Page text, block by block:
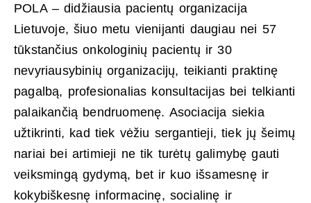
POLA – didžiausia pacientų organizacija
Lietuvoje, šiuo metu vienijanti daugiau nei 57
tūkstančius onkologinių pacientų ir 30
nevyriausybinių organizacijų, teikianti praktinę
pagalbą, profesionalias konsultacijas bei telkianti
palaikančią bendruomenę. Asociacija siekia
užtikrinti, kad tiek vėžiu sergantieji, tiek jų šeimų
nariai bei artimieji ne tik turėtų galimybę gauti
veiksmingą gydymą, bet ir kuo išsamesnę ir
kokybiškesnę informacinę, socialinę ir